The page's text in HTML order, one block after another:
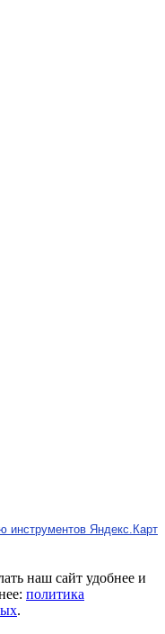
инструментов Яндекс.Карт
наш сайт удобнее и
политика
.